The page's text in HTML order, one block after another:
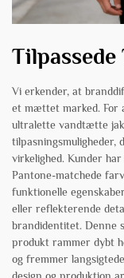
Vi erkender, at
et mættet marked. For
ultralette vandtætte
virkelighed. Kunder
Pantone-matchede
funktionelle
eller reflekterende
brandidentitet. Denne
produkt rammer dybt
og fremmer